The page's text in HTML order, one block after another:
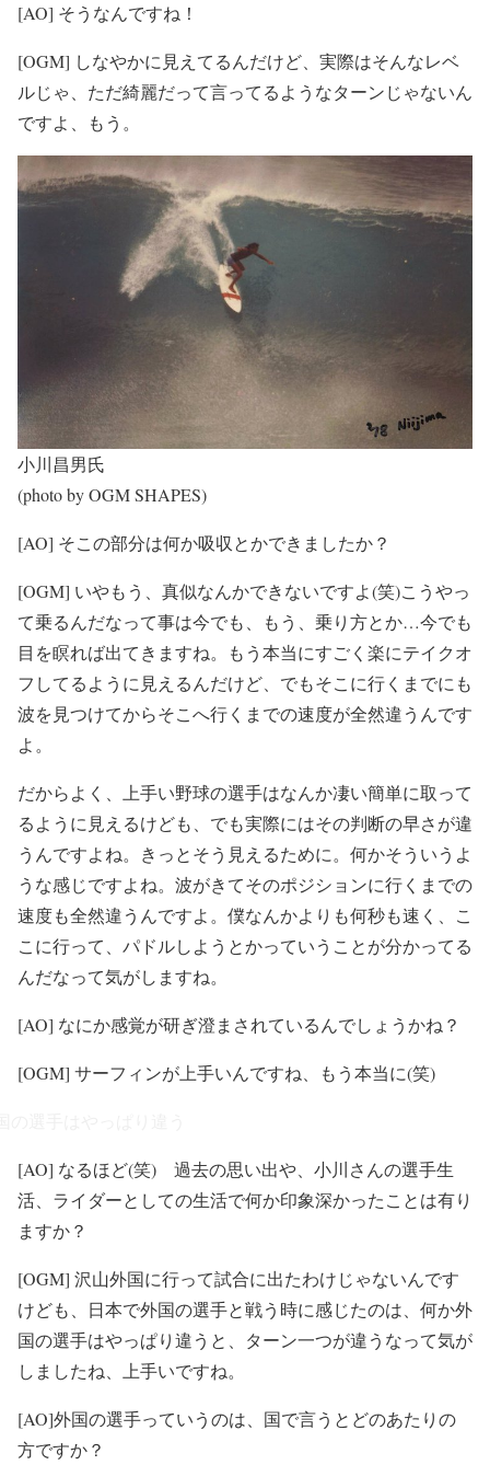
[AO] そうなんですね！
[OGM] しなやかに見えてるんだけど、実際はそんなレベ
ルじゃ、ただ綺麗だって言ってるようなターンじゃないん
ですよ、もう。
小川昌男氏
(photo by OGM SHAPES)
[AO] そこの部分は何か吸収とかできましたか？
[OGM] いやもう、真似なんかできないですよ(笑)こうやっ
て乗るんだなって事は今でも、もう、乗り方とか…今でも
目を瞑れば出てきますね。もう本当にすごく楽にテイクオ
フしてるように見えるんだけど、でもそこに行くまでにも
波を見つけてからそこへ行くまでの速度が全然違うんです
よ。
だからよく、上手い野球の選手はなんか凄い簡単に取って
るように見えるけども、でも実際にはその判断の早さが違
うんですよね。きっとそう見えるために。何かそういうよ
うな感じですよね。波がきてそのポジションに行くまでの
速度も全然違うんですよ。僕なんかよりも何秒も速く、こ
こに行って、パドルしようとかっていうことが分かってる
んだなって気がしますね。
[AO] なにか感覚が研ぎ澄まされているんでしょうかね？
[OGM] サーフィンが上手いんですね、もう本当に(笑)
[AO] なるほど(笑) 過去の思い出や、小川さんの選手生
活、ライダーとしての生活で何か印象深かったことは有り
ますか？
[OGM] 沢山外国に行って試合に出たわけじゃないんです
けども、日本で外国の選手と戦う時に感じたのは、何か外
国の選手はやっぱり違うと、ターン一つが違うなって気が
しましたね、上手いですね。
[AO]外国の選手っていうのは、国で言うとどのあたりの
方ですか？